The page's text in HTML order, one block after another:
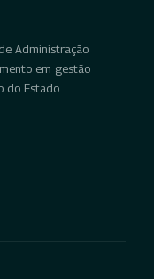
Administração
em gestão
do Estado.